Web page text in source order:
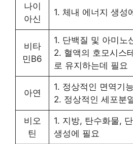
나이
아신
1. 체내 에너지 생성
비타
민B6
1. 단백질 및 아미노
2. 혈액의 호모시스
로 유지하는데 필요
아연
1. 정상적인 면역기
2. 정상적인 세포분
비오
틴
1. 지방, 탄수화물,
생성에 필요